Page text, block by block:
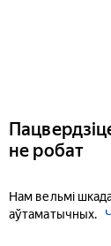
не робат
Нам вельмі
аўтаматычных.